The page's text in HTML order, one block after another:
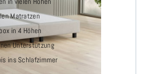
Matratzen
in 4 Höhen
Unterstützung
ins Schlafzimmer